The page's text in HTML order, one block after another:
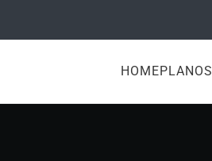
HOMEPLANOS